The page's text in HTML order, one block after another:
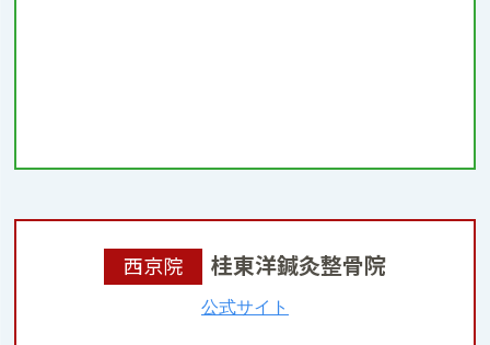
西京院 桂東洋鍼灸整骨院
公式サイト